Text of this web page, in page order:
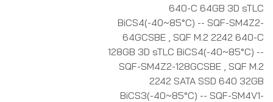
640-C 64GB 3D sTLC
BiCS4(-40~85°C) -- SQF-SM4Z2-
64GCSBE SQF M.2 2242 640-C
128GB 3D sTLC BiCS4(-40~85°C) --
SQF-SM4Z2-128GCSBE SQF M.2
2242 SATA SSD 640 32GB
BiCS3(-40~85°C) -- SQF-SM4V1-